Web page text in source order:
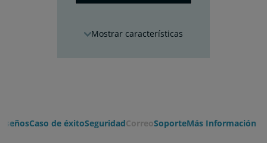
características
Caso de éxitoSeguridadCorreoSoporteMás Información